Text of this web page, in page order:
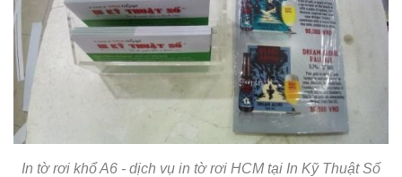
In tờ rơi khổ A6 - dịch vụ in tờ rơi HCM tại In Kỹ Thuật Số